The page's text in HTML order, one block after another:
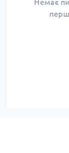
Немає